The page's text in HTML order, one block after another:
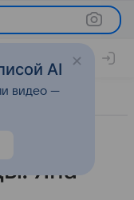
Яна
AI
видео —